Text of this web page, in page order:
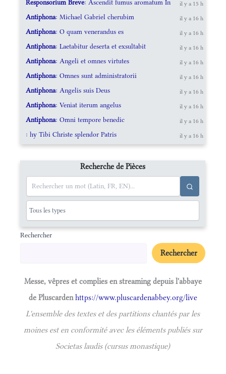
Responsorium Breve: Ascendit fumus aromatum In il y a 15 h
Antiphona: Michael Gabriel cherubim il y a 16 h
Antiphona: O quam venerandus es il y a 16 h
Antiphona: Laetabitur deserta et exsultabit il y a 16 h
Antiphona: Angeli et omnes virtutes il y a 16 h
Antiphona: Omnes sunt administratorii il y a 16 h
Antiphona: Angelis suis Deus il y a 16 h
Antiphona: Veniat iterum angelus il y a 16 h
Antiphona: Omni tempore benedic il y a 16 h
: hy Tibi Christe splendor Patris il y a 16 h
Recherche de Pièces
Rechercher
Rechercher
Messe, vêpres et complies en streaming depuis l'abbaye
de Pluscardenhttps://www.pluscardenabbey.org/live
L'ensemble des textes et des partitions chantés par les
moines est en conformité avec les éléments publiés sur
Societas laudis (cursus monastique)